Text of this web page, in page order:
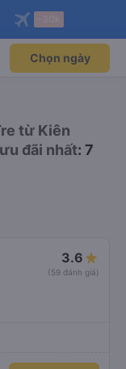
Mở app
Mở app
Chọn ngày
từ Kiên
đãi nhất: 7
3.6
(59 đánh giá)